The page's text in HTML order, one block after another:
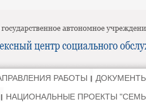
РАБОТЫ
НАЦИОНАЛЬНЫЕ ПРОЕКТЫ